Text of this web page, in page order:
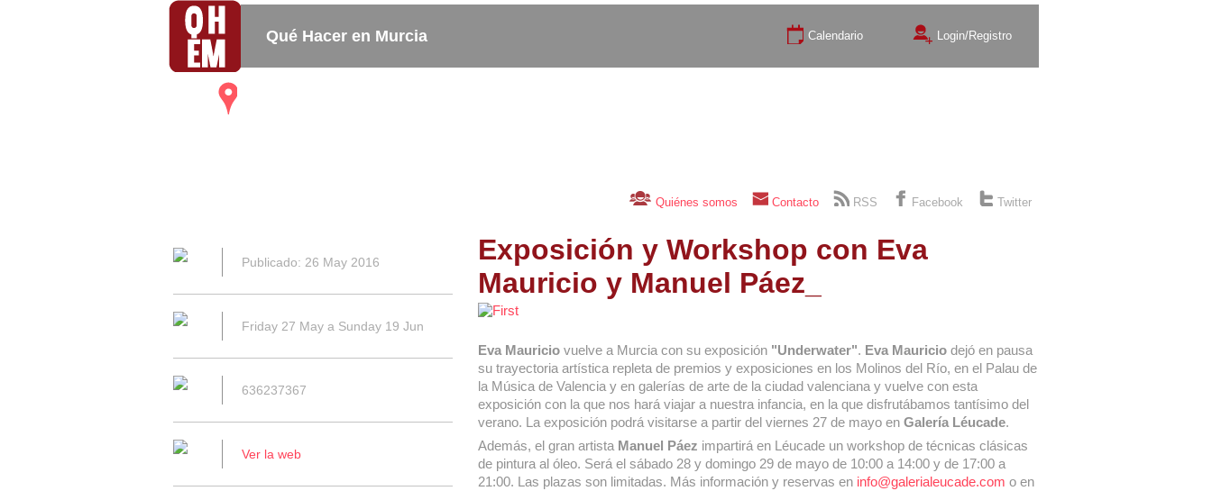
Qué Hacer en Murcia Login/Registro
Calendario
Twitter
Facebook
RSS
Contacto
Quiénes somos
Exposición y Workshop con Eva
Mauricio y Manuel Páez_
Eva Mauricio vuelve a Murcia con su exposición "Underwater". Eva Mauricio dejó en pausa
su trayectoria artística repleta de premios y exposiciones en los Molinos del Río, en el Palau de
la Música de Valencia y en galerías de arte de la ciudad valenciana y vuelve con esta
exposición con la que nos hará viajar a nuestra infancia, en la que disfrutábamos tantísimo del
verano. La exposición podrá visitarse a partir del viernes 27 de mayo en Galería Léucade.
Además, el gran artista Manuel Páez impartirá en Léucade un workshop de técnicas clásicas
de pintura al óleo. Será el sábado 28 y domingo 29 de mayo de 10:00 a 14:00 y de 17:00 a
21:00. Las plazas son limitadas. Más información y reservas en info@galerialeucade.com o en
Publicado: 26 May 2016
Friday 27 May a Sunday 19 Jun
636237367
Ver la web